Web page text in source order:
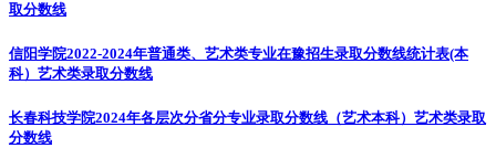
取分数线
信阳学院2022-2024年普通类、艺术类专业在豫招生录取分数线统计表(本
科） 艺术类录取分数线
长春科技学院2024年各层次分省分专业录取分数线（艺术本科） 艺术类录取
分数线